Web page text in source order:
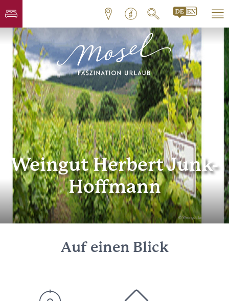
© Weingut Junk-Hoffmann
Weingut Herbert Junk-
Hoffmann
Auf einen Blick